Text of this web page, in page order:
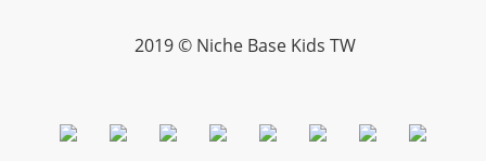
2019 © Niche Base Kids TW